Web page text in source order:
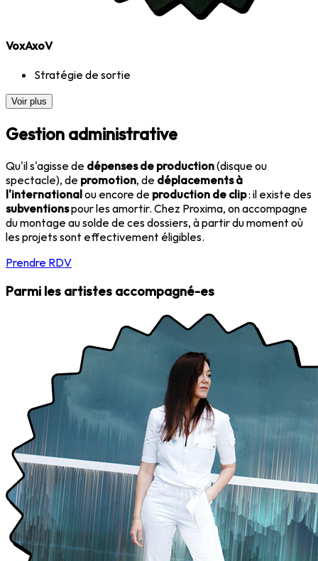
VoxAxoV
Stratégie de sortie
Voir plus
Gestion administrative
Qu'il s'agisse de dépenses de production(disque ou
spectacle), de promotion, de déplacements à
l'internationalou encore de production de clip: il existe des
subventionspour les amortir. Chez Proxima, on accompagne
du montage au solde de ces dossiers, à partir du moment où
les projets sont effectivement éligibles.
Prendre RDV
Parmi les artistes accompagné-es